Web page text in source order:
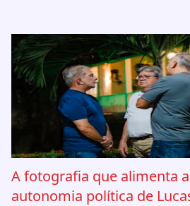
A fotografia que alimenta
autonomia política de